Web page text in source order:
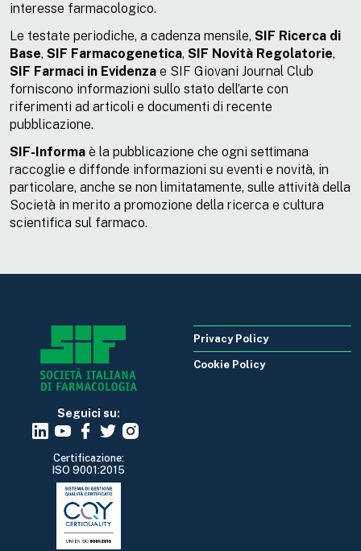
interesse farmacologico.
Le testate periodiche, a cadenza mensile, SIF Ricerca di
Base, SIF Farmacogenetica, SIF Novità Regolatorie,
SIF Farmaci in Evidenza e SIF Giovani Journal Club
forniscono informazioni sullo stato dell’arte con
riferimenti ad articoli e documenti di recente
pubblicazione.
SIF-Informa è la pubblicazione che ogni settimana
raccoglie e diffonde informazioni su eventi e novità, in
particolare, anche se non limitatamente, sulle attività della
Società in merito a promozione della ricerca e cultura
scientifica sul farmaco.
Seguici su:
Certificazione:
ISO 9001:2015
Privacy Policy
Cookie Policy